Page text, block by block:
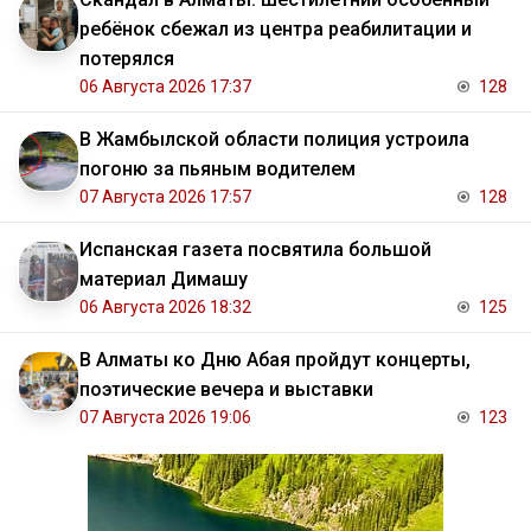
ребёнок сбежал из центра реабилитации и
потерялся
06 Августа 2026 17:37 128
В Жамбылской области полиция устроила
погоню за пьяным водителем
07 Августа 2026 17:57 128
Испанская газета посвятила большой
материал Димашу
06 Августа 2026 18:32 125
В Алматы ко Дню Абая пройдут концерты,
поэтические вечера и выставки
07 Августа 2026 19:06 123